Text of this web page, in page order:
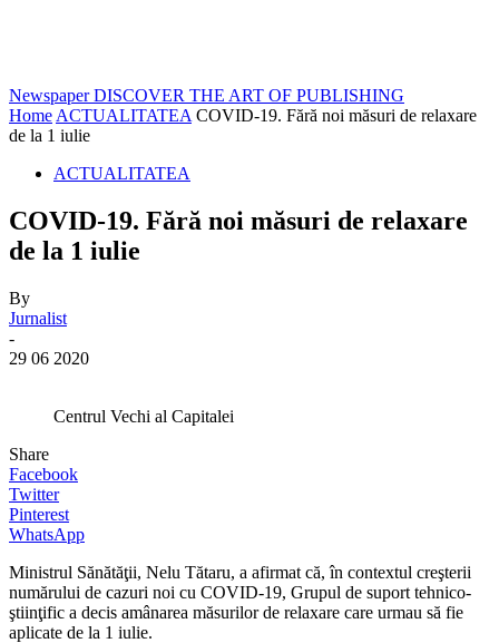
Newspaper DISCOVER THE ART OF PUBLISHING
Home ACTUALITATEA COVID-19. Fără noi măsuri de relaxare
de la 1 iulie
ACTUALITATEA
COVID-19. Fără noi măsuri de relaxare
de la 1 iulie
By
Jurnalist
-
29 06 2020
Centrul Vechi al Capitalei
Share
Facebook
Twitter
Pinterest
WhatsApp
Ministrul Sănătăţii, Nelu Tătaru, a afirmat că, în contextul creşterii
numărului de cazuri noi cu COVID-19, Grupul de suport tehnico-
ştiinţific a decis amânarea măsurilor de relaxare care urmau să fie
aplicate de la 1 iulie.